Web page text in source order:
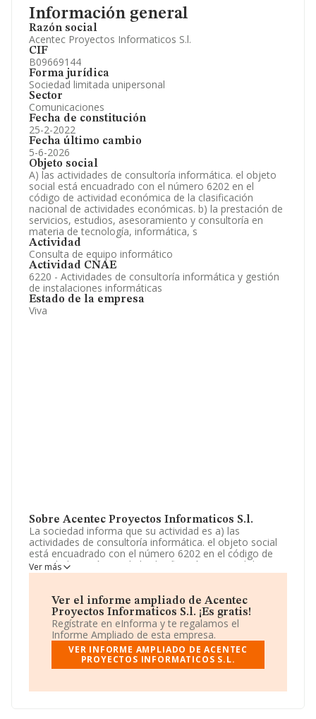
Información general
Razón social
Acentec Proyectos Informaticos S.l.
CIF
B09669144
Forma jurídica
Sociedad limitada unipersonal
Sector
Comunicaciones
Fecha de constitución
25-2-2022
Fecha último cambio
5-6-2026
Objeto social
A) las actividades de consultoría informática. el objeto
social está encuadrado con el número 6202 en el
código de actividad económica de la clasificación
nacional de actividades económicas. b) la prestación de
servicios, estudios, asesoramiento y consultoría en
materia de tecnología, informática, s
Actividad
Consulta de equipo informático
Actividad CNAE
6220 - Actividades de consultoría informática y gestión
de instalaciones informáticas
Estado de la empresa
Viva
Sobre Acentec Proyectos Informaticos S.l.
La sociedad informa que su actividad es a) las
actividades de consultoría informática. el objeto social
está encuadrado con el número 6202 en el código de
actividad económica de la clasificación nacional de
actividades económicas. b) la prestación de servicios,
tecnología, informática, s. La empresa aparece inscrita
en el Registro Mercantil como Sociedad Limitada.
Clasifica su actividad CNAE como '%cnae%', código
6220. La compañía no tiene actividad en mercados
exteriores.
La empresa españolaAcentec Proyectos
Plaza Jesús Delgado Valhondo núm. 5 D, (06003), en el
Ver más
Ver el informe ampliado de Acentec
Proyectos Informaticos S.l. ¡Es gratis!
Regístrate en eInforma y te regalamos el
Informe Ampliado de esta empresa.
VER INFORME AMPLIADO DE ACENTEC
PROYECTOS INFORMATICOS S.L.
Información oficial y registral complementaria.